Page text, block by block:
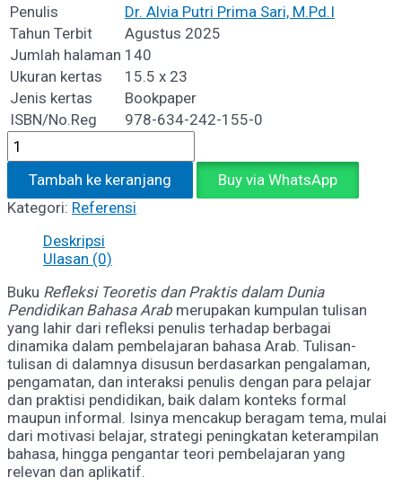
Penulis
Dr. Alvia Putri Prima Sari, M.Pd.I
Tahun Terbit
Agustus 2025
Jumlah halaman 140
Ukuran kertas
15.5 x 23
Jenis kertas
Bookpaper
ISBN/No.Reg
978-634-242-155-0
Kuantitas
REFLEKSI
TEORETIS
DAN
PRAKTIS
DUNIA
PENDIDIKAN
BAHASA
ARAB
Tambah ke keranjang
Buy via WhatsApp
Kategori: Referensi
Deskripsi
Ulasan (0)
Buku Refleksi Teoretis dan Praktis dalam Dunia
Pendidikan Bahasa Arabmerupakan kumpulan tulisan
yang lahir dari refleksi penulis terhadap berbagai
dinamika dalam pembelajaran bahasa Arab. Tulisan-
tulisan di dalamnya disusun berdasarkan pengalaman,
pengamatan, dan interaksi penulis dengan para pelajar
dan praktisi pendidikan, baik dalam konteks formal
maupun informal. Isinya mencakup beragam tema, mulai
dari motivasi belajar, strategi peningkatan keterampilan
bahasa, hingga pengantar teori pembelajaran yang
relevan dan aplikatif.